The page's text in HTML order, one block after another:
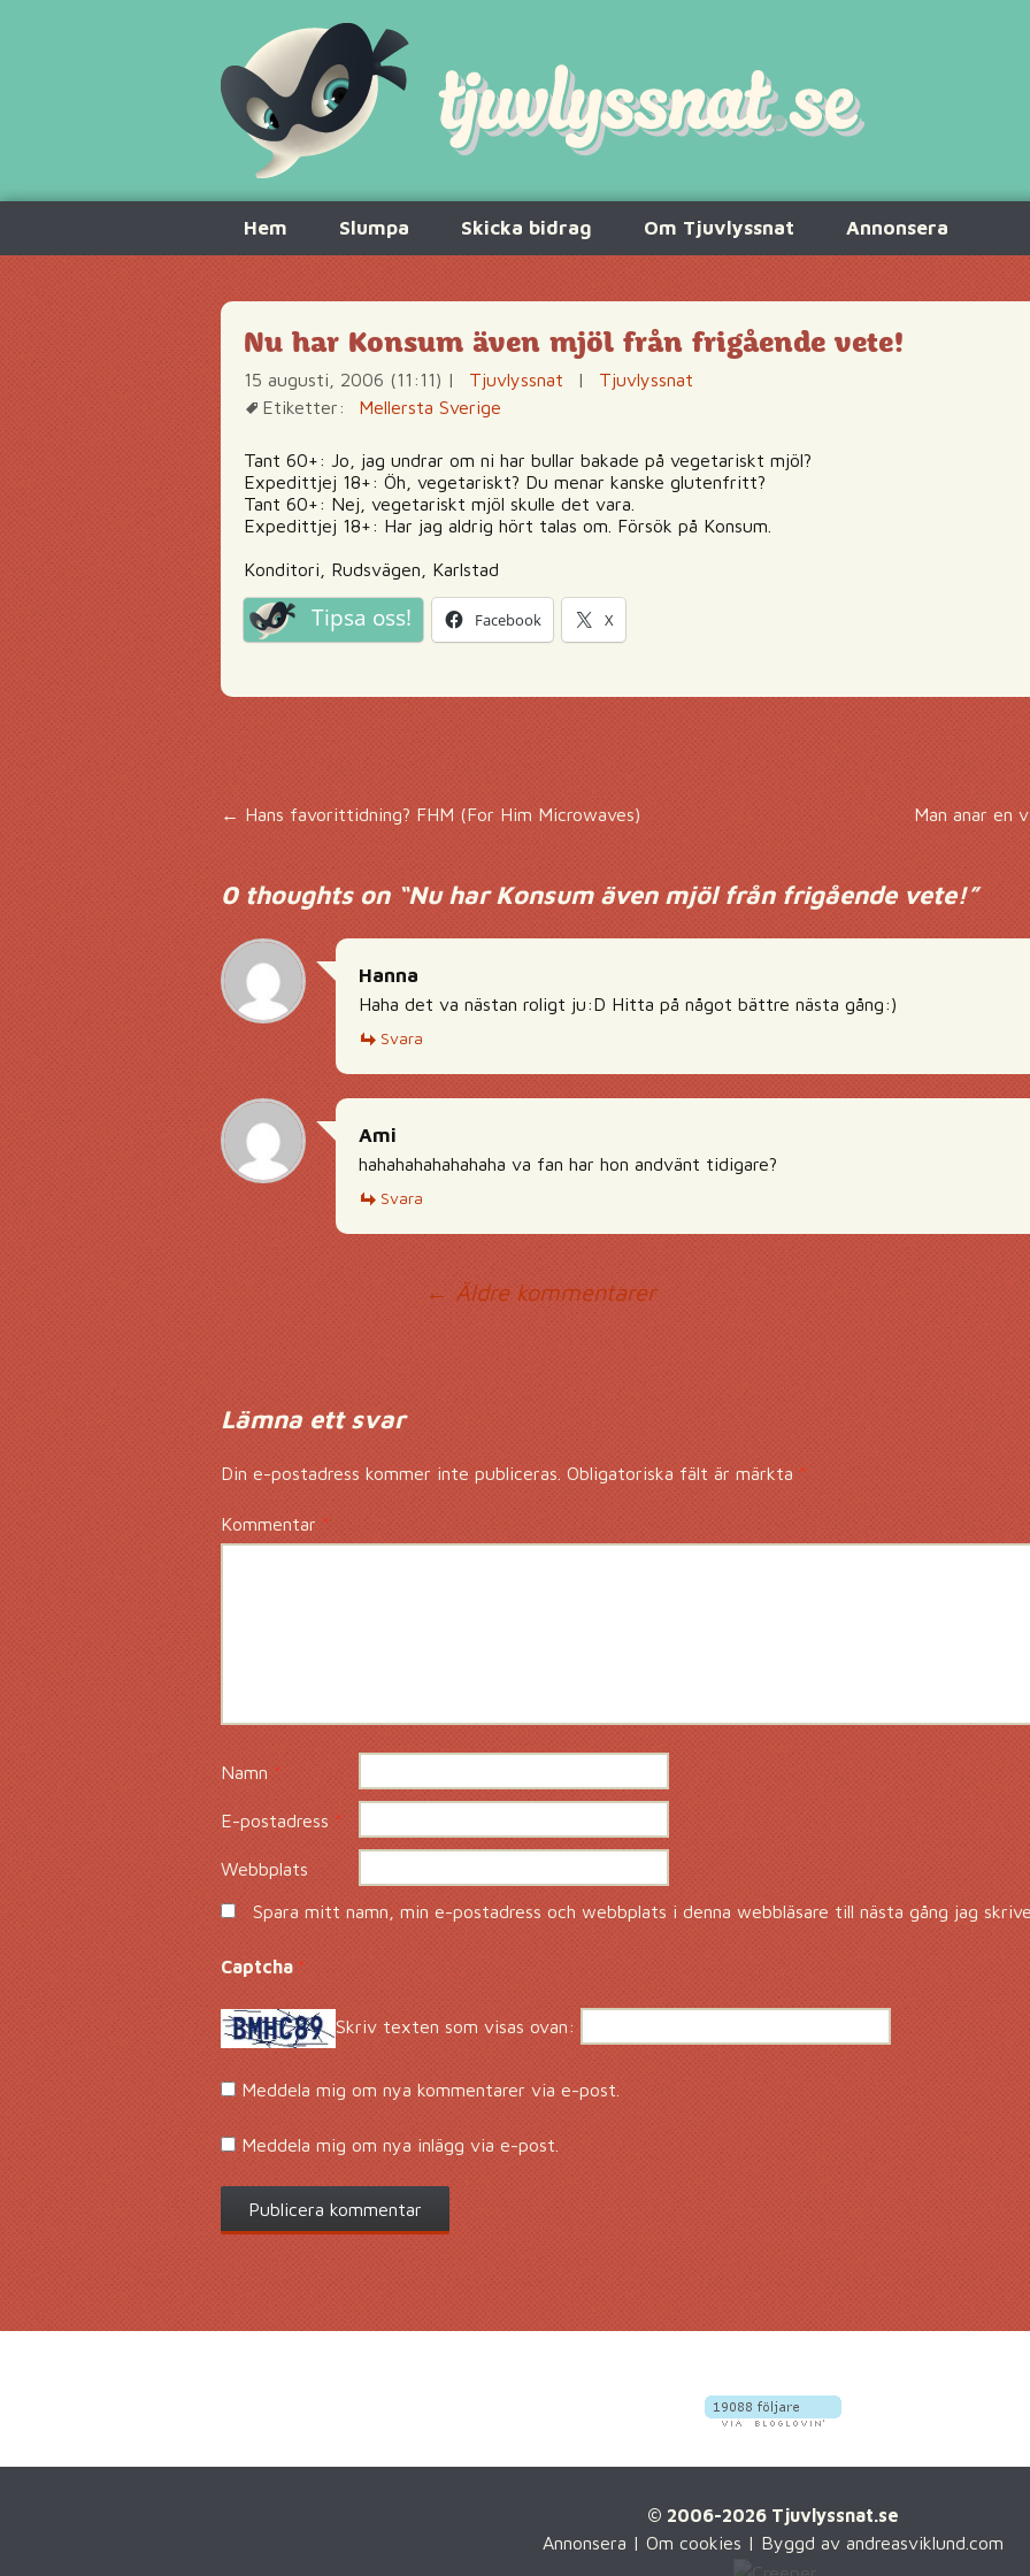
innehåll
Hem Slumpa Skicka bidrag Om Tjuvlyssnat Annonsera
Nu har Konsum även mjöl från frigående vete!
15 augusti, 2006 (11:11) | Tjuvlyssnat |
Tjuvlyssnat
Etiketter:
Mellersta Sverige
Tant 60+: Jo, jag undrar om ni har bullar bakade på vegetariskt mjöl?
Expedittjej 18+: Öh, vegetariskt? Du menar kanske glutenfritt?
Tant 60+: Nej, vegetariskt mjöl skulle det vara.
Expedittjej 18+: Har jag aldrig hört talas om. Försök på Konsum.
Konditori, Rudsvägen, Karlstad
Tipsa oss! Facebook X
Inläggsnavigering
←Hans favorittidning? FHM (For Him Microwaves) Man anar en
0 thoughts on “Nu har Konsum även mjöl från frigående vete!”
Hanna
Haha det va nästan roligt ju:D Hitta på något bättre nästa gång:)
Svara
Ami
hahahahahahahaha va fan har hon andvänt tidigare?
Svara
← Äldre kommentarer
Lämna ett svar
Din e-postadress kommer inte publiceras. Obligatoriska fält är märkta*
Kommentar*
Namn*
E-postadress*
Webbplats
Spara mitt namn, min e-postadress och webbplats i denna webbläsare till nästa gång jag
Captcha*
Skriv texten som visas ovan:
Meddela mig om nya kommentarer via e-post.
Meddela mig om nya inlägg via e-post.
© 2006-2026 Tjuvlyssnat.se
Annonsera | Om cookies | Byggd av andreasviklund.com